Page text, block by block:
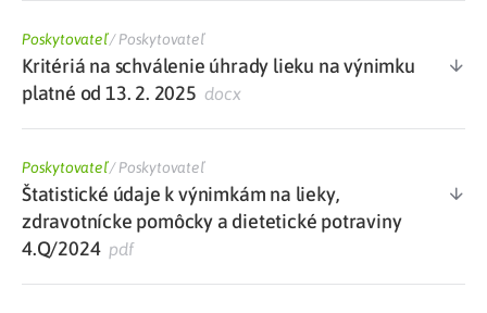
Poskytovateľ/Poskytovateľ
Kritériá na schválenie úhrady lieku na výnimku
platné od 13. 2. 2025 docx
Poskytovateľ/Poskytovateľ
Štatistické údaje k výnimkám na lieky,
zdravotnícke pomôcky a dietetické potraviny
4.Q/2024pdf